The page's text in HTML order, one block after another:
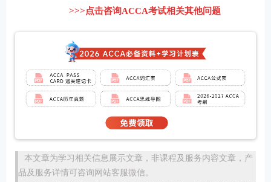
>>>点击咨询ACCA考试相关其他问题
本文章为学习相关信息展示文章，非课程及服务内容文章，产
品及服务详情可咨询网站客服微信。